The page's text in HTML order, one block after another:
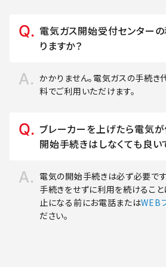
電気ガス開始受付センター
りますか？
かかりません。電気ガスの手続
料でご利用いただけます。
ブレーカーを上げたら電気が
開始手続きはしなくても良い
電気の開始手続きは必ず必要です
手続きをせずに利用を続けること
止になる前にお電話またはWEB
ださい。